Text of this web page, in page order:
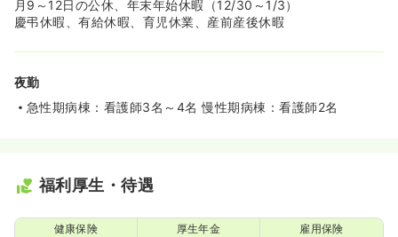
月9～12日の公休、年末年始休暇（12/30～1/3）
慶弔休暇、有給休暇、育児休業、産前産後休暇
夜勤
急性期病棟：看護師3名～4名 慢性期病棟：看護師2名
福利厚生・待遇
健康保険 厚生年金 雇用保険